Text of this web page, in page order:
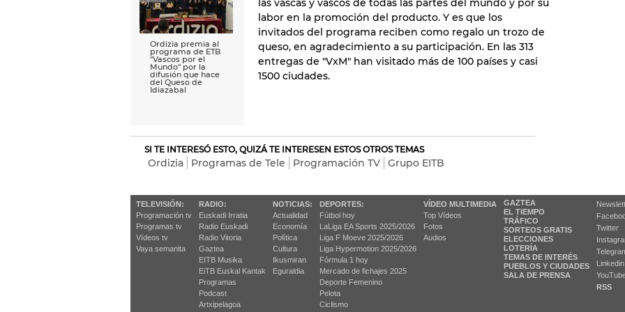
Ordizia premia al
programa de ETB
''Vascos por el
Mundo'' por la
difusión que hace
del Queso de
Idiazabal
las vascas y vascos de todas las partes del mundo y por su
labor en la promoción del producto. Y es que los
invitados del programa reciben como regalo un trozo de
queso, en agradecimiento a su participación. En las 313
entregas de "VxM" han visitado más de 100 países y casi
1500 ciudades.
SI TE INTERESÓ ESTO, QUIZÁ TE INTERESEN ESTOS OTROS TEMAS
Ordizia Programas de Tele Programación TV Grupo EITB
TELEVISIÓN:
Programación tv
Programas tv
Vídeos tv
Vaya semanita
RADIO:
Euskadi Irratia
Radio Euskadi
Radio Vitoria
Gaztea
EITB Musika
EiTB Euskal Kantak
Programas
Podcast
Artxipelagoa
NOTICIAS:
Actualidad
Economía
Política
Cultura
Ikusmiran
Eguraldia
DEPORTES:
Fútbol hoy
LaLiga EA Sports 2025/2026
Liga F Moeve 2025/2026
Liga Hypermotion 2025/2026
Fórmula 1 hoy
Mercado de fichajes 2025
Deporte Femenino
Pelota
Ciclismo
VÍDEO MULTIMEDIA
Top Vídeos
Fotos
Audios
GAZTEA
EL TIEMPO
TRÁFICO
SORTEOS GRATIS
ELECCIONES
LOTERÍA
TEMAS DE INTERÉS
PUEBLOS Y CIUDADES
SALA DE PRENSA
Twitter
Linkedin
RSS